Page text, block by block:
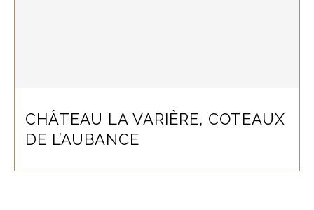
CHÂTEAU LA VARIÈRE, COTEAUX
DE L’AUBANCE